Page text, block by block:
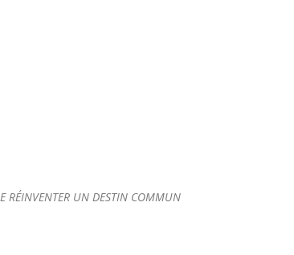
RÉINVENTER UN DESTIN COMMUN